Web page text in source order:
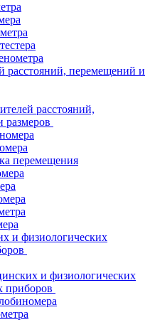
расстояний, перемещений и
расстояний,
размеров
перемещения
и физиологических
и физиологических
приборов